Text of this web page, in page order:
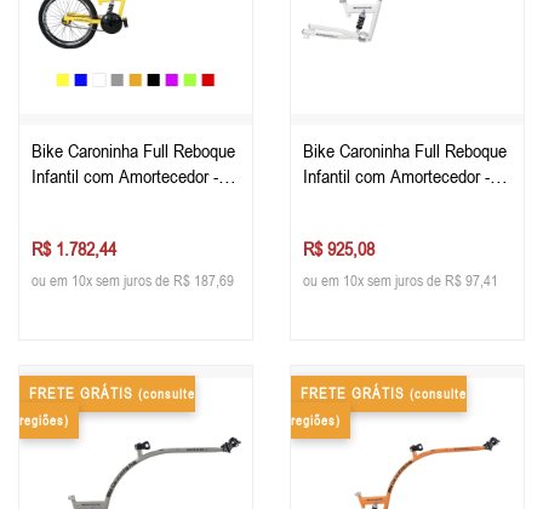
Bike Caroninha Full Reboque
Infantil com Amortecedor -
R$ 1.782,44
ou em 10x sem juros de R$ 187,69
Bike Caroninha Full Reboque
Infantil com Amortecedor -
R$ 925,08
ou em 10x sem juros de R$ 97,41
FRETE GRÁTIS (consulte
regiões)
FRETE GRÁTIS (consulte
regiões)